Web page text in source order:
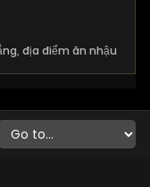
, địa điểm ăn nhậu